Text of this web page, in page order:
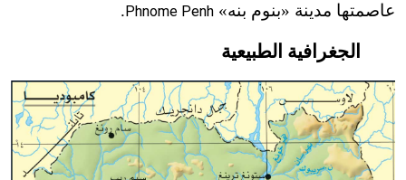
عاصمتها مدينة «بنوم بنه» Phnome Penh
.
الجغرافية الطبيعية